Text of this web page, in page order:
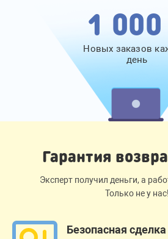
1 000
Новых заказов
день
Гарантия
Эксперт получил деньги, а
Только не у нас!
Безопасная сделка